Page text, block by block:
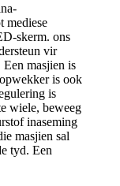
mediese
skerm. ons
vir
masjien is
is ook
is
wiele, beweeg
inaseming
masjien sal
tyd. Een